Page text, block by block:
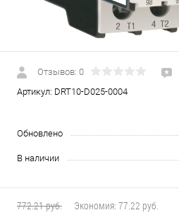
Отзывов: 0
Артикул: DRT10-D025-0004
Обновлено
В наличии
772.21 руб. Экономия: 77.22 руб.